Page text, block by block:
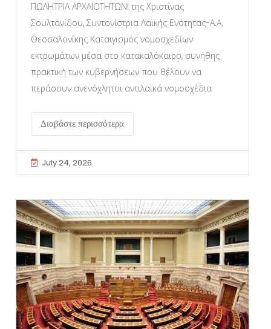
ΠΩΛΗΤΡΙΑ ΑΡΧΑΙΟΤΗΤΩΝ! της Χριστίνας
Σουλτανίδου, Συντονίστρια Λαϊκής Ενότητας-Α.Α.
Θεσσαλονίκης Καταιγισμός νομοσχεδίων
εκτρωμάτων μέσα στο κατακαλόκαιρο, συνήθης
πρακτική των κυβερνήσεων που θέλουν να
περάσουν ανενόχλητοι αντιλαϊκά νομοσχέδια
Διαβάστε περισσότερα
July 24, 2026